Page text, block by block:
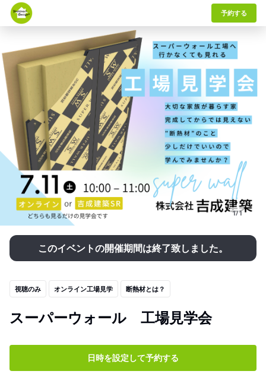
予約する
1/1
このイベントの開催期間は終了致しました。
視聴のみ オンライン工場見学 断熱材とは？
スーパーウォール 工場見学会
日時を設定して予約する